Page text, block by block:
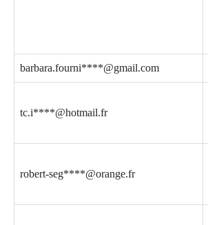
barbara.fourni****@gmail.com
tc.i****@hotmail.fr
robert-seg****@orange.fr